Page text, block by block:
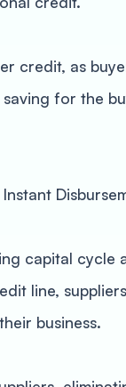
credit, as
for the
capital cycle
line,
business.